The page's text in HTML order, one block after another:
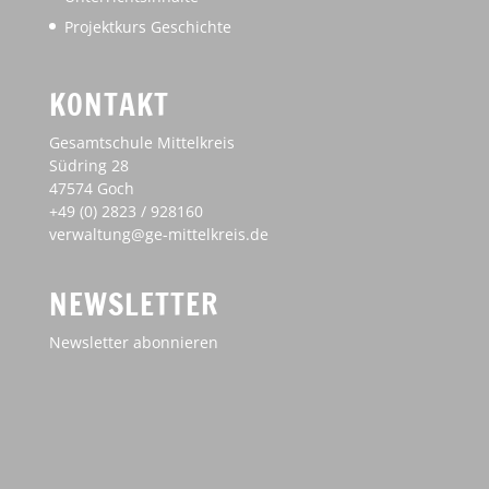
Projektkurs Geschichte
KONTAKT
Gesamtschule Mittelkreis
Südring 28
47574 Goch
+49 (0) 2823 / 928160
verwaltung@ge-mittelkreis.de
NEWSLETTER
Newsletter abonnieren